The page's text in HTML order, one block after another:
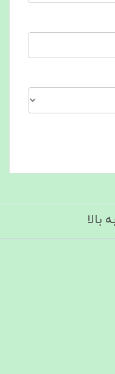
بالا